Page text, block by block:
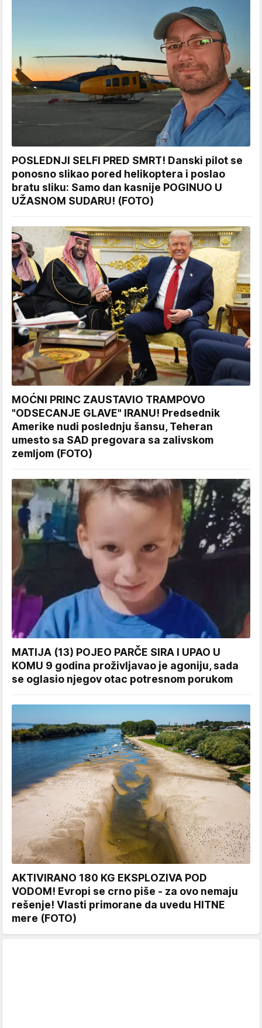
POSLEDNJI SELFI PRED SMRT! Danski pilot se
ponosno slikao pored helikoptera i poslao
bratu sliku: Samo dan kasnije POGINUO U
UŽASNOM SUDARU! (FOTO)
MOĆNI PRINC ZAUSTAVIO TRAMPOVO
"ODSECANJE GLAVE" IRANU! Predsednik
Amerike nudi poslednju šansu, Teheran
umesto sa SAD pregovara sa zalivskom
zemljom (FOTO)
MATIJA (13) POJEO PARČE SIRA I UPAO U
KOMU 9 godina proživljavao je agoniju, sada
se oglasio njegov otac potresnom porukom
AKTIVIRANO 180 KG EKSPLOZIVA POD
VODOM! Evropi se crno piše - za ovo nemaju
rešenje! Vlasti primorane da uvedu HITNE
mere (FOTO)